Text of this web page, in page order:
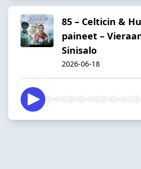
85 – Celticin &
paineet –
Sinisalo
2026-06-18